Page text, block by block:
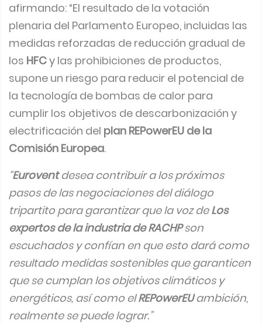
afirmando: “El resultado de la votación
plenaria del Parlamento Europeo, incluidas las
medidas reforzadas de reducción gradual de
los HFCy las prohibiciones de productos,
supone un riesgo para reducir el potencial de
la tecnología de bombas de calor para
cumplir los objetivos de descarbonización y
electrificación del plan REPowerEU de la
Comisión Europea.
“Euroventdesea contribuir a los próximos
pasos de las negociaciones del diálogo
tripartito para garantizar que la voz deLos
expertos de la industria de RACHPson
escuchados y confían en que esto dará como
resultado medidas sostenibles que garanticen
que se cumplan los objetivos climáticos y
energéticos, así como elREPowerEUambición,
realmente se puede lograr.”